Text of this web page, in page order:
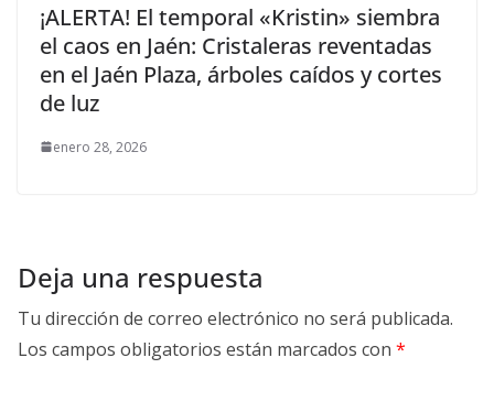
¡ALERTA! El temporal «Kristin» siembra
el caos en Jaén: Cristaleras reventadas
en el Jaén Plaza, árboles caídos y cortes
de luz
enero 28, 2026
Deja una respuesta
Tu dirección de correo electrónico no será publicada.
Los campos obligatorios están marcados con *